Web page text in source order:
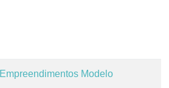
Empreendimentos Modelo